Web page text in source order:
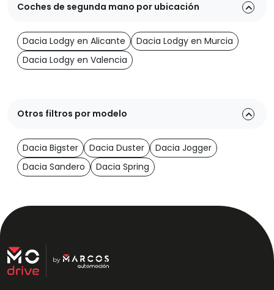
Coches de segunda mano por ubicación
Dacia Lodgy en Alicante
Dacia Lodgy en Murcia
Dacia Lodgy en Valencia
Otros filtros por modelo
Dacia Bigster Dacia Duster
Dacia Jogger
Dacia Sandero
Dacia Spring